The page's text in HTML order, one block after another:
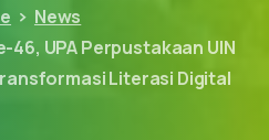
News
46, UPA Perpustakaan UIN
Literasi Digital